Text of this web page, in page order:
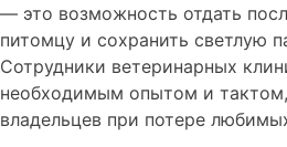
— это возможность отдать
питомцу и сохранить светлую
Сотрудники ветеринарных
необходимым опытом и
владельцев при потере